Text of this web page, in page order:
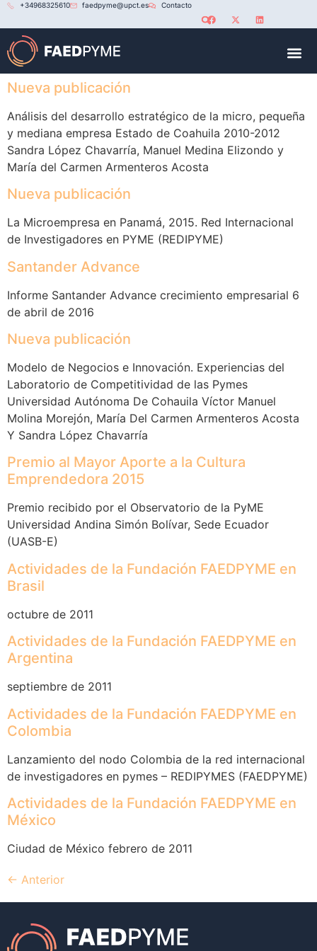
+34968325610 faedpyme@upct.es Contacto
Nueva publicación
Análisis del desarrollo estratégico de la micro, pequeña
y mediana empresa Estado de Coahuila 2010-2012
Sandra López Chavarría, Manuel Medina Elizondo y
María del Carmen Armenteros Acosta
Nueva publicación
La Microempresa en Panamá, 2015. Red Internacional
de Investigadores en PYME (REDIPYME)
Santander Advance
Informe Santander Advance crecimiento empresarial 6
de abril de 2016
Nueva publicación
Modelo de Negocios e Innovación. Experiencias del
Laboratorio de Competitividad de las Pymes
Universidad Autónoma De Cohauila Víctor Manuel
Molina Morejón, María Del Carmen Armenteros Acosta
Y Sandra López Chavarría
Premio al Mayor Aporte a la Cultura
Emprendedora 2015
Premio recibido por el Observatorio de la PyME
Universidad Andina Simón Bolí­var, Sede Ecuador
(UASB-E)
Actividades de la Fundación FAEDPYME en
Brasil
octubre de 2011
Actividades de la Fundación FAEDPYME en
Argentina
septiembre de 2011
Actividades de la Fundación FAEDPYME en
Colombia
Lanzamiento del nodo Colombia de la red internacional
de investigadores en pymes – REDIPYMES (FAEDPYME)
Actividades de la Fundación FAEDPYME en
México
Ciudad de México febrero de 2011
← Anterior